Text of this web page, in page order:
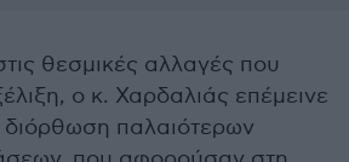
θεσμικές αλλαγές που
ο κ. Χαρδαλιάς επέμεινε
διόρθωση παλαιότερων